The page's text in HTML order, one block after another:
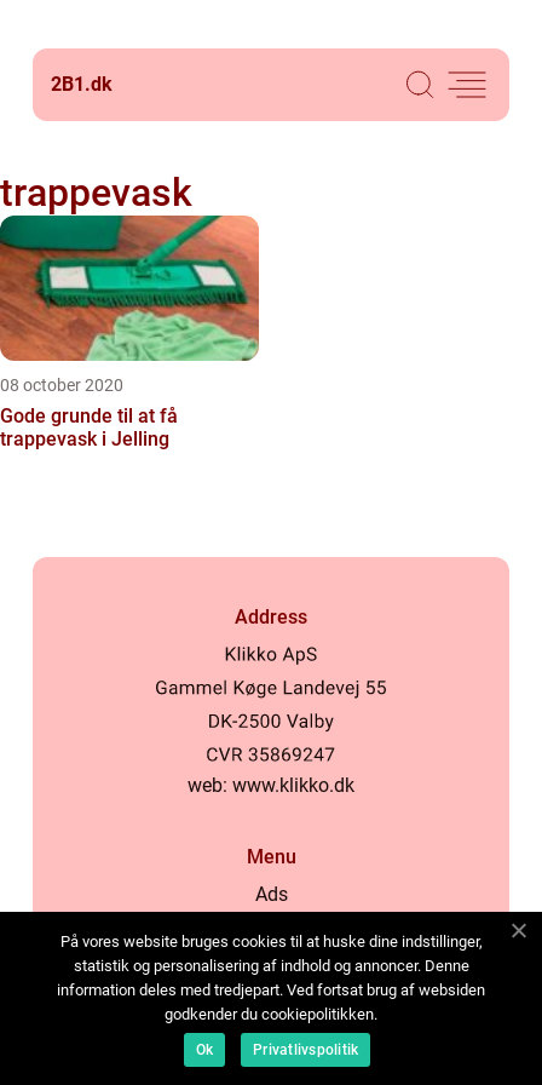
2B1.dk
trappevask
08 october 2020
Gode grunde til at få
trappevask i Jelling
Address
web: www.klikko.dk
Menu
Ads
Cookies
Contact
Sitemap
På vores website bruges cookies til at huske dine indstillinger,
statistik og personalisering af indhold og annoncer. Denne
information deles med tredjepart. Ved fortsat brug af websiden
godkender du cookiepolitikken.
Ok Privatlivspolitik